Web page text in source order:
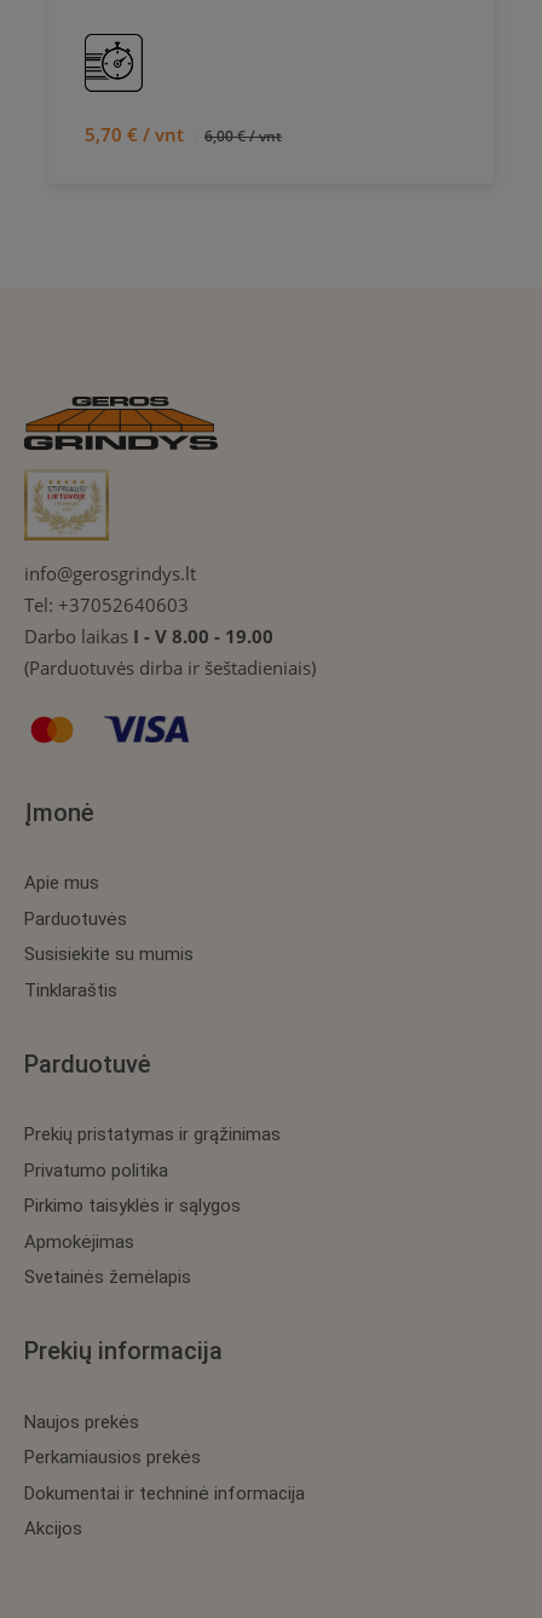
5,70 € / vnt 6,00 € / vnt
info@gerosgrindys.lt
Tel: +37052640603
Darbo laikas I - V 8.00 - 19.00
(Parduotuvės dirba ir šeštadieniais)
Įmonė
Apie mus
Susisiekite su mumis
Parduotuvės
Tinklaraštis
Parduotuvė
Prekių pristatymas ir grąžinimas
Privatumo politika
Pirkimo taisyklės ir sąlygos
Apmokėjimas
Svetainės žemėlapis
Prekių informacija
Akcijos
Naujos prekės
Perkamiausios prekės
Dokumentai ir techninė informacija